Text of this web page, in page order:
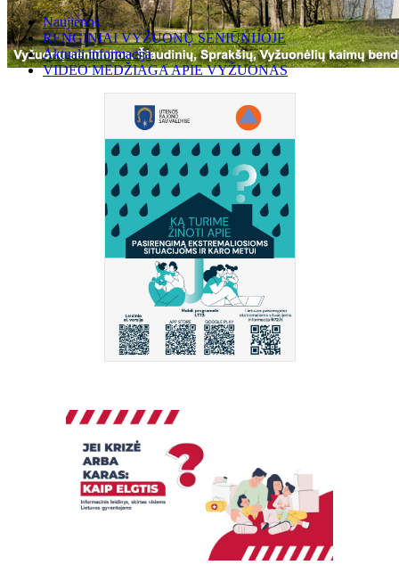
Naujienos
RENGINIAI VYŽUONŲ SENIŪNIJOJE
Aktuali informacija
VIDEO MEDŽIAGA APIE VYŽUONAS